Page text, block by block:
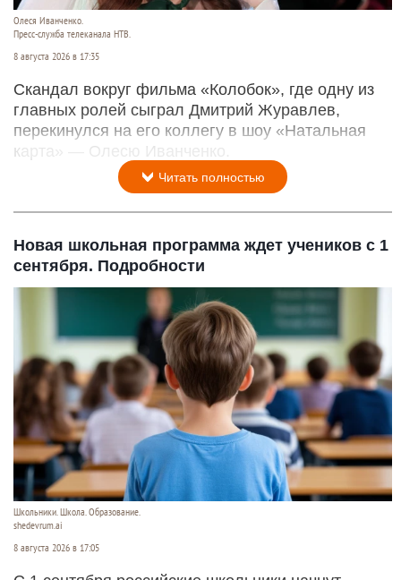
Олеся Иванченко.
Пресс-служба телеканала НТВ.
8 августа 2026 в 17:35
Скандал вокруг фильма «Колобок», где одну из
главных ролей сыграл Дмитрий Журавлев,
перекинулся на его коллегу в шоу «Натальная
карта» — Олесю Иванченко.
Читать полностью
Новая школьная программа ждет учеников с 1
сентября. Подробности
Школьники. Школа. Образование.
shedevrum.ai
8 августа 2026 в 17:05